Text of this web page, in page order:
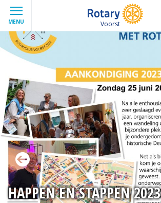
MENU Voorst
HAPPEN EN STAPPEN 2023